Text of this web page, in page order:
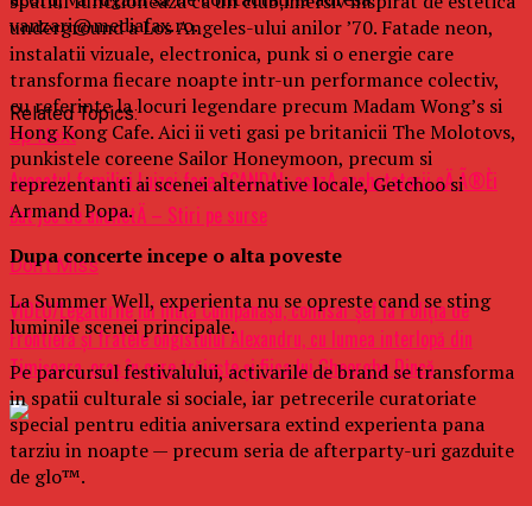
vanzari@mediafax.ro.
Related Topics:
Up Next
Avocatul familiei Luizei face SCANDAL: acuzÄ anchetatorii cÄ Ã®Èi
bat joc de anchetÄ – Stiri pe surse
Don't Miss
VIDEO/Legăturile lui Iliuță Cumpănașu, comisar șef la Poliția de
Frontieră și fratele ongistului Alexandru, cu lumea interlopă din
Timișoara, oraș în care trăiește și fiica lui Gheorghe Dincă
underground a Los Angeles-ului anilor ’70. Fatade neon,
instalatii vizuale, electronica, punk si o energie care
transforma fiecare noapte intr-un performance colectiv,
cu referinte la locuri legendare precum Madam Wong’s si
Hong Kong Cafe. Aici ii veti gasi pe britanicii The Molotovs,
punkistele coreene Sailor Honeymoon, precum si
reprezentanti ai scenei alternative locale, Getchoo si
Armand Popa.
Dupa concerte incepe o alta poveste
La Summer Well, experienta nu se opreste cand se sting
luminile scenei principale.
Pe parcursul festivalului, activarile de brand se transforma
in spatii culturale si sociale, iar petrecerile curatoriate
special pentru editia aniversara extind experienta pana
tarziu in noapte — precum seria de afterparty-uri gazduite
de glo™.